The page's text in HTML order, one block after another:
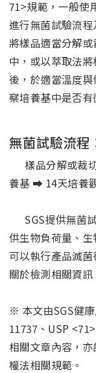
71>規範，一般使
進行無菌試驗流
將樣品適當分解
中，或以萃取法
後，於適當溫度
察培養基中是否有
無菌試驗流程
樣品分解或裁
養基 ➡️ 14天培養
SGS提供無菌
供生物負荷量、
可以執行產品滅
關於檢測相關資
※ 本文由SGS健
11737、USP
相關文章內容，
權法相關規範。